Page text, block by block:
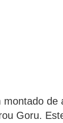
de
Goru.